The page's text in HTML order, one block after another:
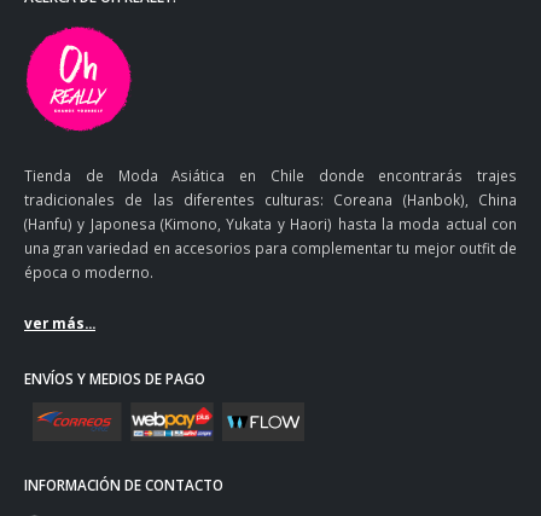
Tienda de Moda Asiática en Chile donde encontrarás trajes
tradicionales de las diferentes culturas: Coreana (Hanbok), China
(Hanfu) y Japonesa (Kimono, Yukata y Haori) hasta la moda actual con
una gran variedad en accesorios para complementar tu mejor outfit de
época o moderno.
ver más...
ENVÍOS Y MEDIOS DE PAGO
INFORMACIÓN DE CONTACTO